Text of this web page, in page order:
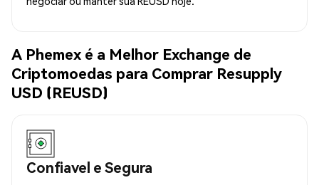
A Phemex é a Melhor Exchange de
Criptomoedas para Comprar Resupply
USD (REUSD)
Confiavel e Segura